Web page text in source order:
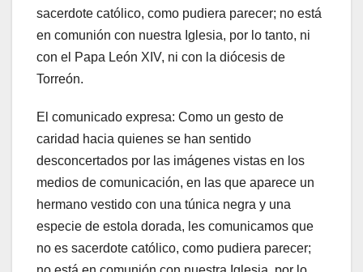
sacerdote católico, como pudiera parecer; no está
en comunión con nuestra Iglesia, por lo tanto, ni
con el Papa León XIV, ni con la diócesis de
Torreón.
El comunicado expresa: Como un gesto de
caridad hacia quienes se han sentido
desconcertados por las imágenes vistas en los
medios de comunicación, en las que aparece un
hermano vestido con una túnica negra y una
especie de estola dorada, les comunicamos que
no es sacerdote católico, como pudiera parecer;